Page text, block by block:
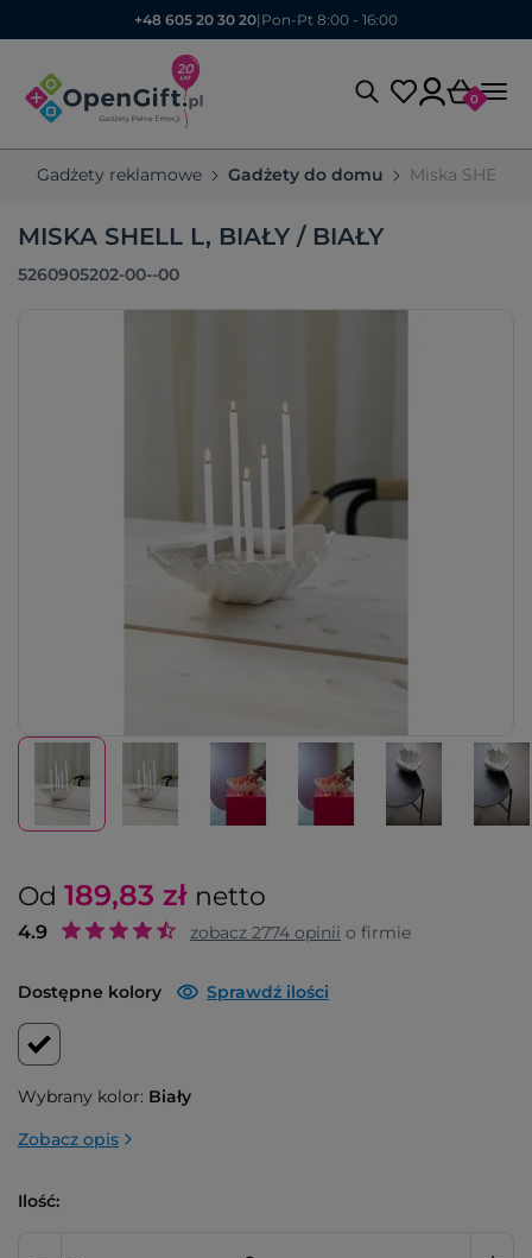
+48 605 20 30 20| Pon-Pt 8:00 - 16:00
0
Gadżety reklamowe Gadżety do domu Miska SHELL
MISKA SHELL L, BIAŁY / BIAŁY
5260905202-00--00
Od 189,83 zł netto
4.9 zobacz 2774 opinii o firmie
Dostępne kolory Sprawdź ilości
Wybrany kolor: Biały
Zobacz opis
Ilość: